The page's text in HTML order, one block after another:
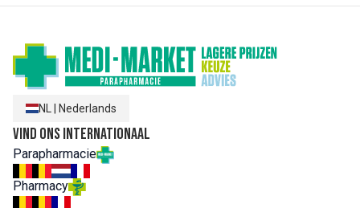
NL Nederlands
Vind ons internationaal
Parapharmacie
Pharmacy